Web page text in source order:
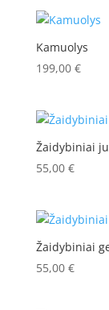
Kamuolys
199,00 €
Žaidybiniai
55,00 €
Žaidybiniai
55,00 €